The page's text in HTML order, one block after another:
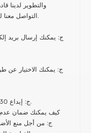
والتطوير لدينا
التواصل معنا لمناقشة المزيد من التفاصيل عند الحاجة.
ج: يمكنك إرسال بريد
ج: يمكنك الاختيار عن
ج: إيداع 30٪ بعد تأكيد الطلب، والرصيد قبل الشحن.
7. كيف يمكنك ضمان
ج: من أجل منع